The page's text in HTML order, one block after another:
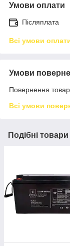
Умови оплати
Післяплата
Всі умови
Умови
Повернення
Всі умови
Подібні товари